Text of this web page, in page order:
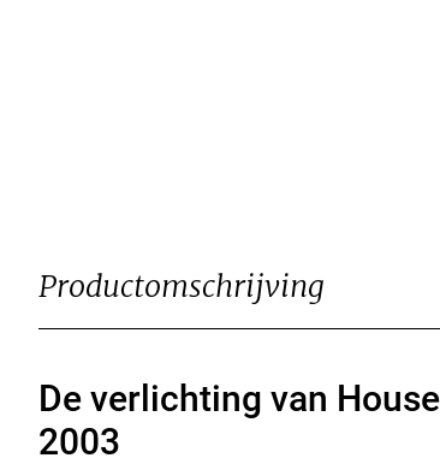
Productomschrijving
De verlichting van
2003